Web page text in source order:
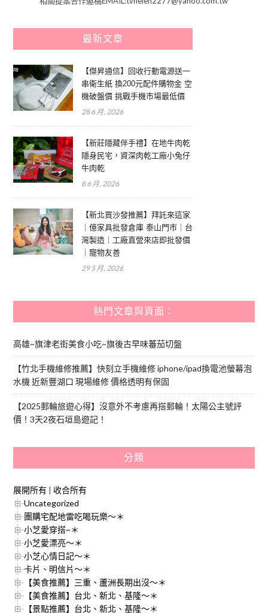
最新文章
【傑昇通信】回收行動電源送一
串衛生紙 換200元配件購物金 空
機破盤價 挑戰手機市場最低價
28 6 月, 2026
【新莊隱藏伴手禮】在地牛肉乾
隱身民宅，資深肉乾工廠小兔仔
牛肉乾
8 6 月, 2026
【新北買沙發推薦】拜託來這家
｜億家具批發倉庫 泰山門市｜台
灣製造｜工廠直營來店即批發價
｜寵物友善
29 5 月, 2026
熱門文章與頁面︰
高雄~旗津老街美食小吃~旗後古早味蕃茄切盤
【竹北手機維修推薦】快刻立手機維修 iphone/ipad換電池螢幕泡
水機 近新豐湖口 現場維修 價格透明有保固
【2025郵輪旅遊心得】沒意外不考慮再搭郵輪！太陽公主號評
價！3天2夜石垣島遊記！
分類
展開所有 | 收合所有
Uncategorized
團購宅配地雷吃喝玩樂～＊
小芝愛穿搭~＊
小芝愛漂亮～＊
小芝心情日記～＊
卡片、明信片～＊
【美食推薦】三重、蘆洲長期出沒～＊
【美食推薦】台北、新北、基隆～＊
【景點推薦】台北、新北、基隆～＊